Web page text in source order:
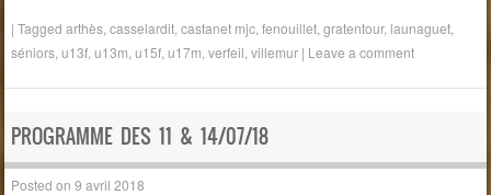
|Taggedarthès ,casselardit ,castanet mjc ,fenouillet ,gratentour, launaguet
séniors ,u13f ,u13m ,u15f ,u17m ,verfeil ,villemur | Leave a comment
PROGRAMME DES 11 & 14/07/18
Posted on9 avril 2018